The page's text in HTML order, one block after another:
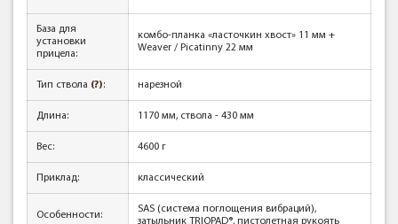
База для
установки
прицела:
комбо-планка «ласточкин хвост» 11 мм +
Weaver / Picatinny 22 мм
Тип ствола (?): нарезной
Длина: 1170 мм, ствола - 430 мм
Вес: 4600 г
Приклад: классический
Особенности:
SAS (система поглощения вибраций),
затыльник TRIOPAD®, пистолетная рукоять